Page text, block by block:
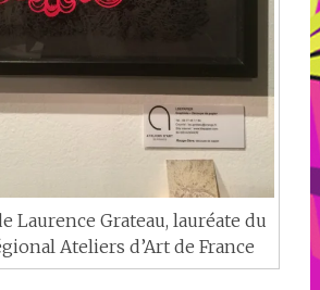
Laurence Grateau, lauréate du
Ateliers d’Art de France